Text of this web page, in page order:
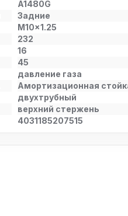
A1480G
Задние
M10x1.25
232
16
45
давление газа
Амортизационная
двухтрубный
верхний стержень
4031185207515